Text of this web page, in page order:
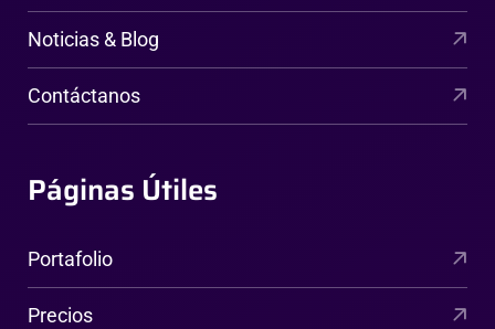
Noticias & Blog
Contáctanos
Páginas Útiles
Portafolio
Precios